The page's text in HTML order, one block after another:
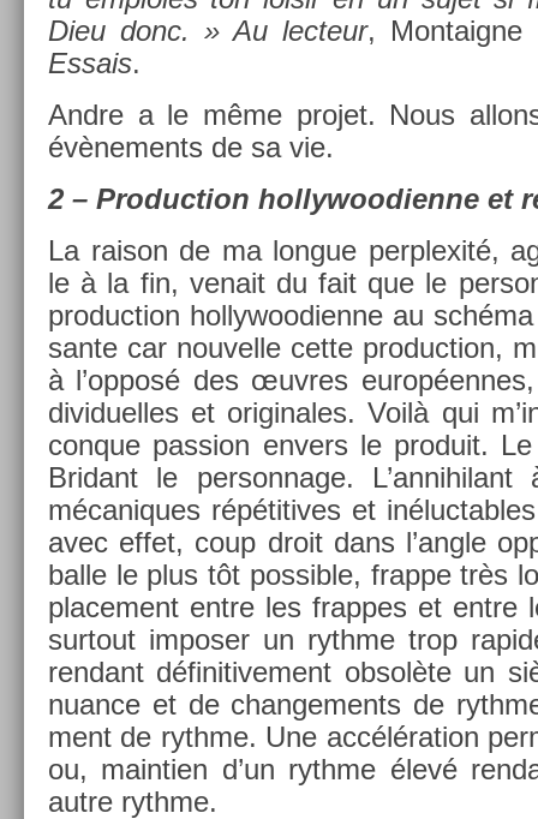
Dieu donc. » Au lec­teur, Mon­taig­ne
Es­sais.
Andre a le même pro­jet. Nous
évène­ments de sa vie.
2 – Pro­duc­tion hol­lywoodien­ne et
La raison de ma lon­gue per­plexité,
le à la fin, venait du fait que le
pro­duc­tion hol­lywoodien­ne au
sante car nouvel­le cette pro­duc­tion,
à l’opposé des œuvres
dividuel­les et originales. Voilà qui
conque pass­ion en­v­ers le pro­duit.
Bridant le per­son­nage.
mécaniques répétitives et
avec effet, coup droit dans l’angle
balle le plus tôt pos­sible, frap­pe très
place­ment entre les frap­pes et entre
sur­tout im­pos­er un rythme trop
re­ndant définitive­ment obsolète un
nuan­ce et de chan­ge­ments de
ment de rythme. Une accéléra­tion
ou, main­ti­en d’un rythme élevé
autre rythme.